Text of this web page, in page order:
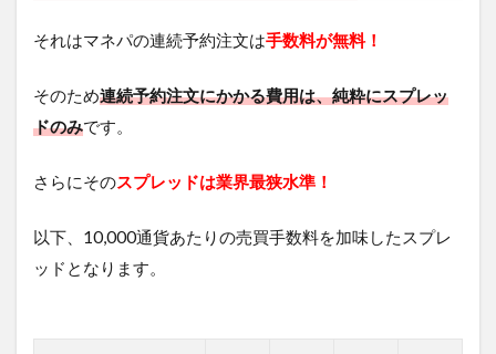
それはマネパの連続予約注文は手数料が無料！
そのため連続予約注文にかかる費用は、純粋にスプレッ
ドのみです。
さらにそのスプレッドは業界最狭水準！
以下、10,000通貨あたりの売買手数料を加味したスプレ
ッドとなります。